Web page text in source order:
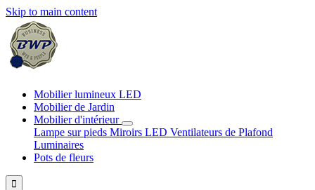
Skip to main content
Mobilier lumineux LED
Mobilier de Jardin
Mobilier d'intérieur
Lampe sur pieds Miroirs LED Ventilateurs de Plafond
Luminaires
Pots de fleurs
